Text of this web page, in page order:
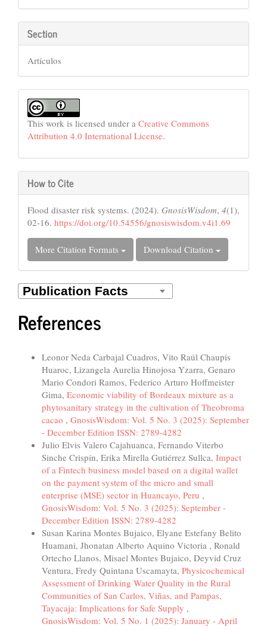
Section
Artículos
This work is licensed under a Creative Commons
Attribution 4.0 International License.
How to Cite
Flood disaster risk systems. (2024). GnosisWisdom, 4(1),
02-16. https://doi.org/10.54556/gnosiswisdom.v4i1.69
More Citation Formats Download Citation
References
Leonor Neda Carbajal Cuadros, Vito Raúl Chaupis
Huaroc, Lizangela Aurelia Hinojosa Yzarra, Genaro
Mario Condori Ramos, Federico Arturo Hoffmeister
Gima, Economic viability of Bordeaux mixture as a
phytosanitary strategy in the cultivation of Theobroma
cacao , GnosisWisdom: Vol. 5 No. 3 (2025): September
- December Edition ISSN: 2789-4282
Julio Elvis Valero Cajahuanca, Fernando Viterbo
Sinche Crispín, Erika Mirella Gutiérrez Sullca, Impact
of a Fintech business model based on a digital wallet
on the payment system of the micro and small
enterprise (MSE) sector in Huancayo, Peru ,
GnosisWisdom: Vol. 5 No. 3 (2025): September -
December Edition ISSN: 2789-4282
Susan Karina Montes Bujaico, Elyane Estefany Belito
Huamani, Jhonatan Alberto Aquino Victoria , Ronald
Ortecho Llanos, Misael Montes Bujaico, Deyvid Cruz
Ventura, Fredy Quintana Uscamayta, Physicochemical
Assessment of Drinking Water Quality in the Rural
Communities of San Carlos, Viñas, and Pampas,
Tayacaja: Implications for Safe Supply ,
GnosisWisdom: Vol. 5 No. 1 (2025): January - April